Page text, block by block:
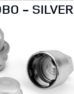
- SILVER